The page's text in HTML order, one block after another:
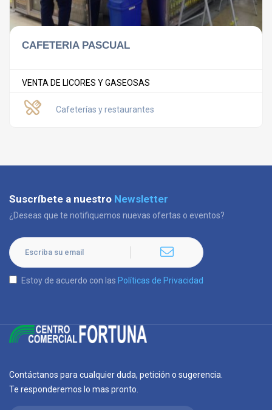
CAFETERIA PASCUAL
VENTA DE LICORES Y GASEOSAS
Cafeterías y restaurantes
Suscríbete a nuestro Newsletter
¿Deseas que te notifiquemos nuevas ofertas o eventos?
Estoy de acuerdo con las Políticas de Privacidad
Contáctanos para cualquier duda, petición o sugerencia.
Te responderemos lo mas pronto.